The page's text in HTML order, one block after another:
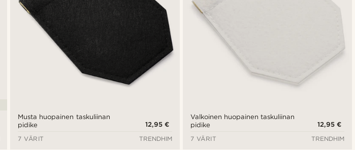
Musta huopainen taskuliinan
pidike
12,95 €
7 VÄRIT
TRENDHIM
Valkoinen huopainen taskuliinan
pidike
12,95 €
7 VÄRIT
TRENDHIM